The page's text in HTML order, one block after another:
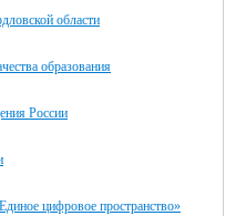
области
образования
России
цифровое пространство»